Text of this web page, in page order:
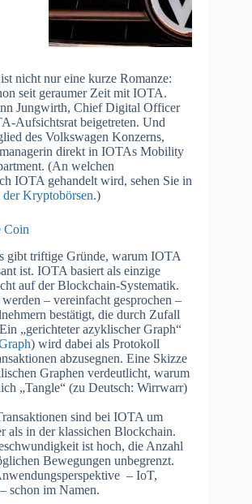
nicht nur eine kurze Romanze:
seit geraumer Zeit mit IOTA.
Jungwirth, Chief Digital Officer
Aufsichtsrat beigetreten. Und
des Volkswagen Konzerns,
direkt in IOTAs Mobility
(An welchen
IOTA gehandelt wird, sehen Sie in
Kryptobörsen.)
Coin
gibt triftige Gründe, warum IOTA
ist. IOTA basiert als einzige
auf der Blockchain-Systematik.
– vereinfacht gesprochen –
bestätigt, die durch Zufall
„gerichteter azyklischer Graph“
) wird dabei als Protokoll
abzusegnen. Eine Skizze
Graphen verdeutlicht, warum
„Tangle“ (zu Deutsch: Wirrwarr)
sind bei IOTA um
als in der klassichen Blockchain.
ist hoch, die Anzahl
Bewegungen unbegrenzt.
– IoT,
schon im Namen.